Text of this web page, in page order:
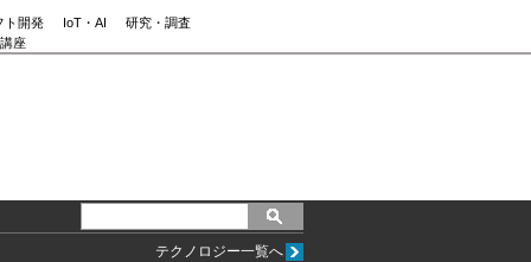
ト開発 IoT・AI
研究・調査
座
テクノロジー一覧へ